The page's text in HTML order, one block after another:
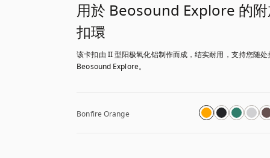
用於 Beosound Explore 的
扣環
该卡扣由 II 型阳极氧化铝制作而成，结实耐用，支持您随处
Beosound Explore。
Bonfire Orange